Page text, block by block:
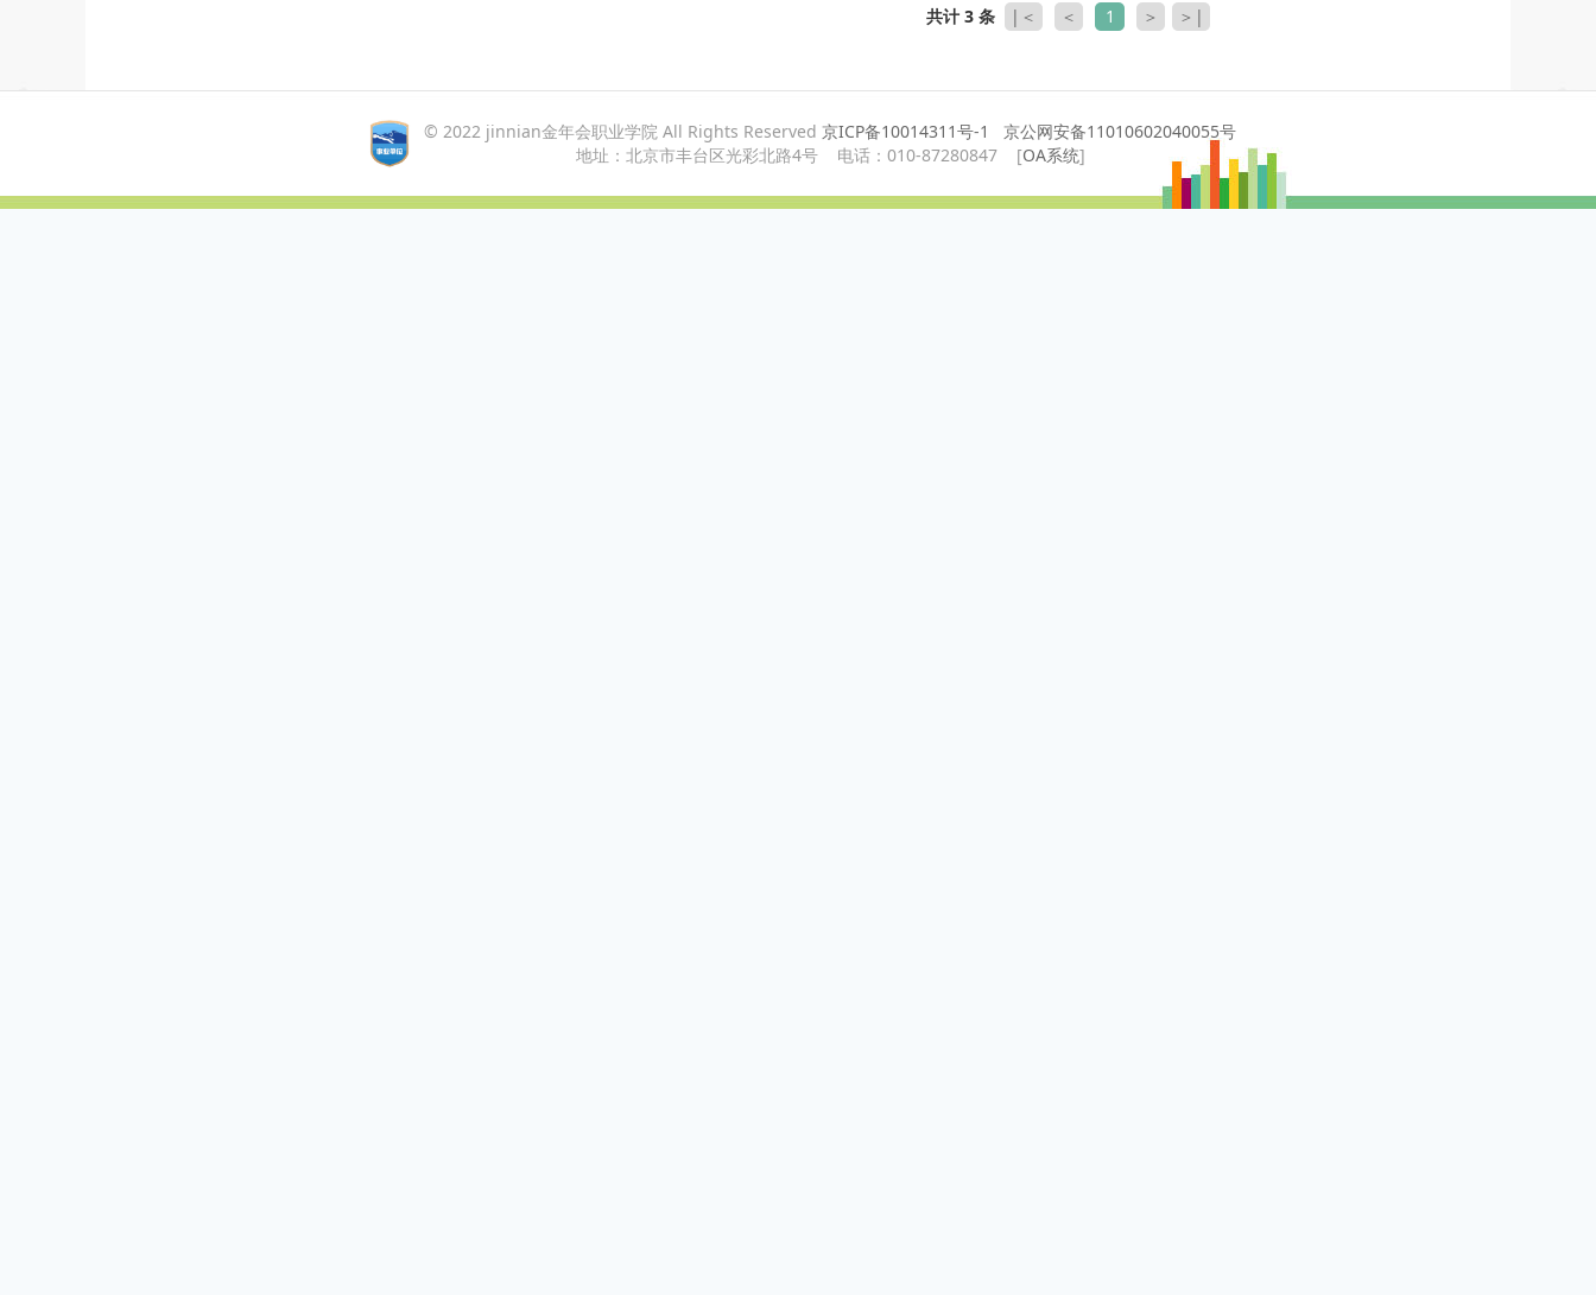
共计 3 条 |＜ ＜ 1 ＞ ＞|
© 2022 jinnian金年会职业学院 All Rights Reserved 京ICP备10014311号-1
京公网安备11010602040055号
地址：北京市丰台区光彩北路4号 电话：010-87280847 [OA系统]